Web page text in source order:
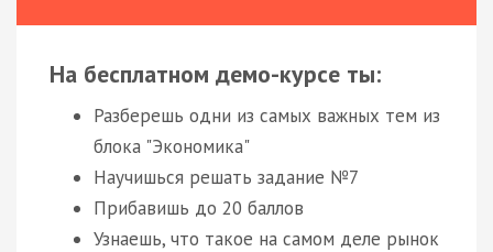
На бесплатном демо-курсе ты:
Разберешь одни из самых важных тем из
блока "Экономика"
Научишься решать задание №7
Прибавишь до 20 баллов
Узнаешь, что такое на самом деле рынок